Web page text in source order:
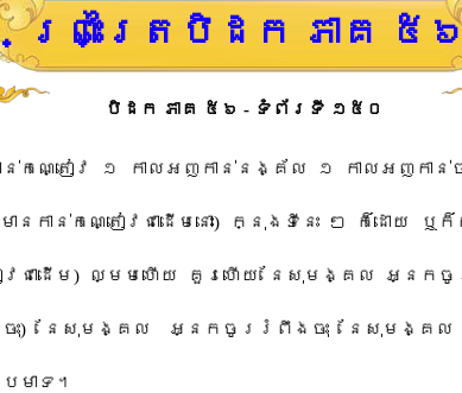
ព្រះត្រៃបិដក ភាគ ៥
បិដក ភាគ ៥៦ - ទំព័រទី ១៥០
ន់​ក​ណ្តៀវ​ ​១​ ​កាល​អញ​កាន់​នង្គ័ល​ ​១​ ​កាល​អញ​កាន់​
មាន​កាន់​ក​ណ្តៀវ​ជាដើម​នោះ​)​ ​ក្នុង​ទីនេះ​ ​ៗ​ ​ក៏ដោយ​ ​ឬក៏​
ៀវ​ជាដើម​)​ ​ល្មម​ហើយ​ ​គួរ​ហើយ​ ​នែ​សុ​មង្គល​ ​អ្ន
ចុះ​)​ ​នែ​សុ​មង្គល​ ​អ្នក​ចូរ​រំពឹង​ចុះ​ ​នែ​សុ​មង្គ
មាទ​។​